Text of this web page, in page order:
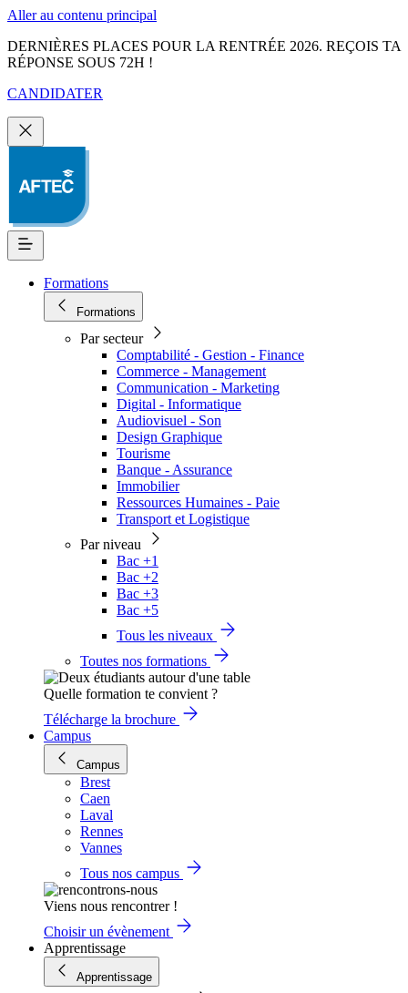
Aller au contenu principal
DERNIÈRES PLACES POUR LA RENTRÉE 2026. REÇOIS TA
RÉPONSE SOUS 72H !
CANDIDATER
Formations
Formations
Par secteur
Comptabilité - Gestion - Finance
Commerce - Management
Communication - Marketing
Digital - Informatique
Audiovisuel - Son
Design Graphique
Tourisme
Banque - Assurance
Immobilier
Ressources Humaines - Paie
Transport et Logistique
Par niveau
Bac +1
Bac +2
Bac +3
Bac +5
Tous les niveaux
Toutes nos formations
Quelle formation te convient ?
Télécharge la brochure
Campus
Campus
Brest
Caen
Laval
Rennes
Vannes
Tous nos campus
Viens nous rencontrer !
Choisir un évènement
Apprentissage
Apprentissage